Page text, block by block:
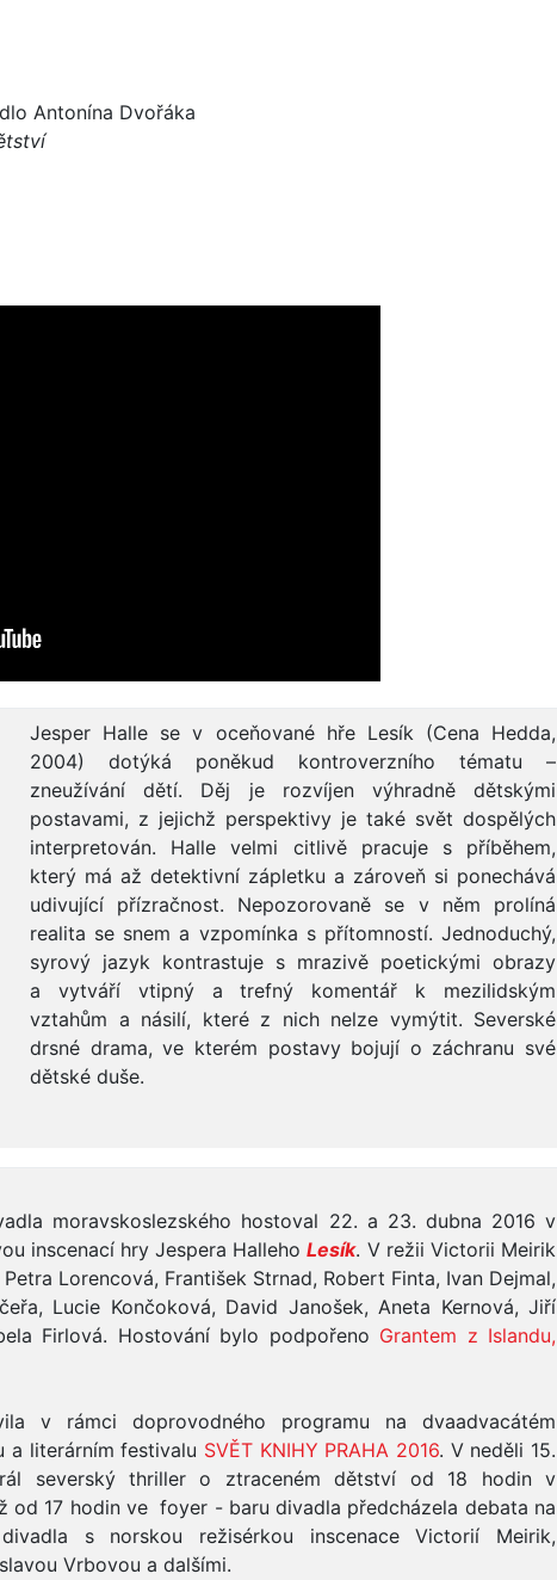
Antonína Dvořáka
Jesper Halle se v oceňované hře Lesík (Cena Hedda,
2004) dotýká poněkud kontroverzního tématu –
zneužívání dětí. Děj je rozvíjen výhradně dětskými
postavami, z jejichž perspektivy je také svět dospělých
interpretován. Halle velmi citlivě pracuje s příběhem,
který má až detektivní zápletku a zároveň si ponechává
udivující přízračnost. Nepozorovaně se v něm prolíná
realita se snem a vzpomínka s přítomností. Jednoduchý,
syrový jazyk kontrastuje s mrazivě poetickými obrazy
a vytváří vtipný a trefný komentář k mezilidským
vztahům a násilí, které z nich nelze vymýtit. Severské
drsné drama, ve kterém postavy bojují o záchranu své
dětské duše.
moravskoslezského hostoval 22. a 23. dubna 2016 v
inscenací hry Jespera HallehoLesík. V režii Victorii Meirik
Lorencová, František Strnad, Robert Finta, Ivan Dejmal,
Lucie Končoková, David Janošek, Aneta Kernová, Jiří
Firlová. Hostování bylo podpořeno Grantem z Islandu,
v rámci doprovodného programu na dvaadvacátém
a literárním festivalu SVĚT KNIHY PRAHA 2016. V neděli 15.
severský thriller o ztraceném dětství od 18 hodin v
od 17 hodin ve foyer - baru divadla předcházela debata na
s norskou režisérkou inscenace Victorií Meirik,
Vrbovou a dalšími.